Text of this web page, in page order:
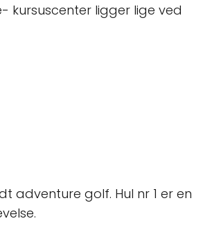
kursuscenter ligger lige ved
adventure golf. Hul nr 1 er en